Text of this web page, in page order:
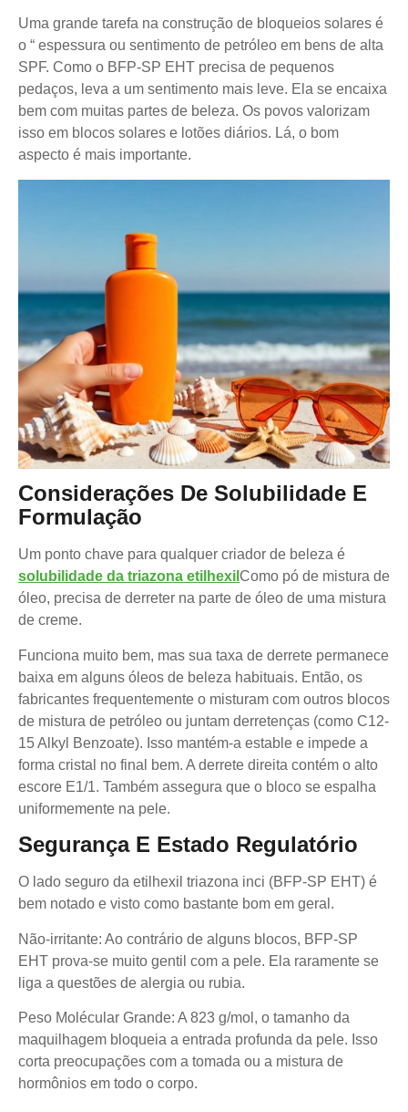
Uma grande tarefa na construção de bloqueios solares é
o “ espessura ou sentimento de petróleo em bens de alta
SPF. Como o BFP-SP EHT precisa de pequenos
pedaços, leva a um sentimento mais leve. Ela se encaixa
bem com muitas partes de beleza. Os povos valorizam
isso em blocos solares e lotões diários. Lá, o bom
aspecto é mais importante.
Considerações De Solubilidade E
Formulação
Um ponto chave para qualquer criador de beleza é
solubilidade da triazona etilhexil Como pó de mistura de
óleo, precisa de derreter na parte de óleo de uma mistura
de creme.
Funciona muito bem, mas sua taxa de derrete permanece
baixa em alguns óleos de beleza habituais. Então, os
fabricantes frequentemente o misturam com outros blocos
de mistura de petróleo ou juntam derretenças (como C12-
15 Alkyl Benzoate). Isso mantém-a estable e impede a
forma cristal no final bem. A derrete direita contém o alto
escore E1/1. Também assegura que o bloco se espalha
uniformemente na pele.
Segurança E Estado Regulatório
O lado seguro da etilhexil triazona inci (BFP-SP EHT) é
bem notado e visto como bastante bom em geral.
Não-irritante: Ao contrário de alguns blocos, BFP-SP
EHT prova-se muito gentil com a pele. Ela raramente se
liga a questões de alergia ou rubia.
Peso Molécular Grande: A 823 g/mol, o tamanho da
maquilhagem bloqueia a entrada profunda da pele. Isso
corta preocupações com a tomada ou a mistura de
hormônios em todo o corpo.